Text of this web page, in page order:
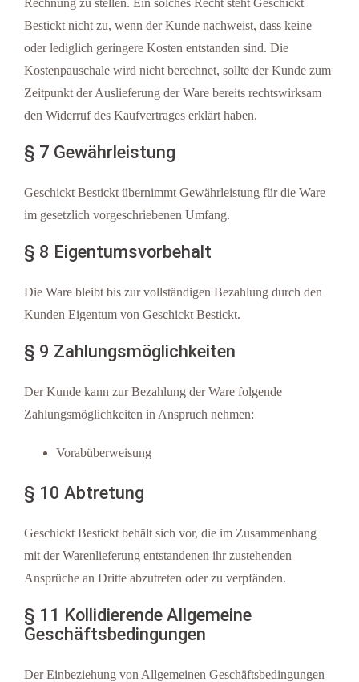
Rechnung zu stellen. Ein solches Recht steht Geschickt
Bestickt nicht zu, wenn der Kunde nachweist, dass keine
oder lediglich geringere Kosten entstanden sind. Die
Kostenpauschale wird nicht berechnet, sollte der Kunde zum
Zeitpunkt der Auslieferung der Ware bereits rechtswirksam
den Widerruf des Kaufvertrages erklärt haben.
§ 7 Gewährleistung
Geschickt Bestickt übernimmt Gewährleistung für die Ware
im gesetzlich vorgeschriebenen Umfang.
§ 8 Eigentumsvorbehalt
Die Ware bleibt bis zur vollständigen Bezahlung durch den
Kunden Eigentum von Geschickt Bestickt.
§ 9 Zahlungsmöglichkeiten
Der Kunde kann zur Bezahlung der Ware folgende
Zahlungsmöglichkeiten in Anspruch nehmen:
Vorabüberweisung
§ 10 Abtretung
Geschickt Bestickt behält sich vor, die im Zusammenhang
mit der Warenlieferung entstandenen ihr zustehenden
Ansprüche an Dritte abzutreten oder zu verpfänden.
§ 11 Kollidierende Allgemeine
Geschäftsbedingungen
Der Einbeziehung von Allgemeinen Geschäftsbedingungen